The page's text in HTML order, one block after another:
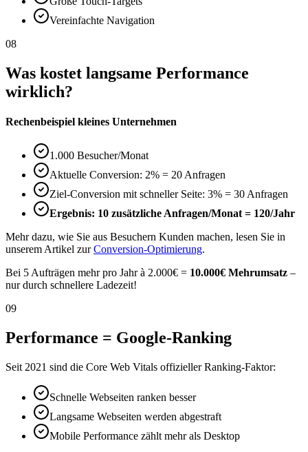
Vereinfachte Navigation
08
Was kostet langsame Performance
wirklich?
Rechenbeispiel kleines Unternehmen
1.000 Besucher/Monat
Aktuelle Conversion: 2% = 20 Anfragen
Ziel-Conversion mit schneller Seite: 3% = 30 Anfragen
Ergebnis: 10 zusätzliche Anfragen/Monat = 120/Jahr
Mehr dazu, wie Sie aus Besuchern Kunden machen, lesen Sie in
unserem Artikel zurConversion-Optimierung.
Bei 5 Aufträgen mehr pro Jahr à 2.000€ = 10.000€ Mehrumsatz –
nur durch schnellere Ladezeit!
09
Performance = Google-Ranking
Seit 2021 sind die Core Web Vitals offizieller Ranking-Faktor:
Schnelle Webseiten ranken besser
Langsame Webseiten werden abgestraft
Mobile Performance zählt mehr als Desktop